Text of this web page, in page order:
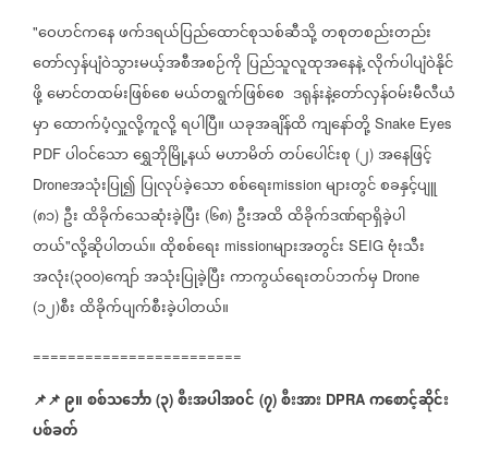
"ဝေဟင်ကနေဖက်ဒရယ်ပြည်ထောင်စုသစ်ဆီသို့တစုတစည်းတည်း
တော်လှန်ပျံဝဲသွားမယ့်အစီအစဉ်ကို ပြည်သူလူထုအနေနဲ့လိုက်ပါပျံဝဲနိုင်
ဖို့မောင်တထမ်းဖြစ်စေမယ်တရွက်ဖြစ်စေ ဒရုန်းနဲ့တော်လှန်ဝမ်းမီလီယံ
မှာထောက်ပံ့လှူလို့ကူလို့ရပါပြီ။ယခုအချိန်ထိကျနော်တို့ Snake Eyes
PDF ပါဝင်သောရွှေဘိုမြို့နယ်မဟာမိတ်တပ်ပေါင်းစု (၂) အနေဖြင့်
Droneအသုံးပြု၍ ပြုလုပ်ခဲ့သောစစ်ရေးmission များတွင်စခနှင့်ပျူ
(၈၁) ဦးထိခိုက်သေဆုံးခဲ့ပြီး (၆၈) ဦးအထိထိခိုက်ဒဏ်ရာရှိခဲ့ပါ
တယ်"လို့ဆိုပါတယ်။ထိုစစ်ရေး missionများအတွင်း SEIG ဗုံးသီး
အလုံး(၃၀၀)ကျော်အသုံးပြုခဲ့ပြီးကာကွယ်ရေးတပ်ဘက်မှ Drone
(၁၂)စီးထိခိုက်ပျက်စီးခဲ့ပါတယ်။
========================
📌📌၉။စစ်သင်္ဘော (၃) စီးအပါအ၀င် (၇) စီးအား DPRA ကစောင့်ဆိုင်း
ပစ်ခတ်